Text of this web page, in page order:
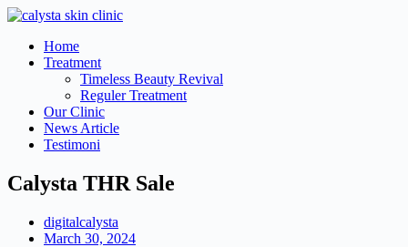
Skip
content
Main
Menu
Home
Treatment
Timeless Beauty Revival
Reguler Treatment
Our Clinic
News Article
Testimoni
Calysta THR Sale
digitalcalysta
March 30, 2024